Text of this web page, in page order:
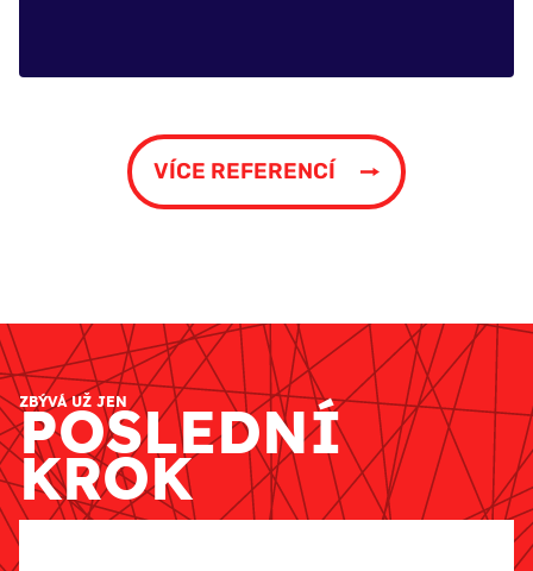
VÍCE REFERENCÍ
ZBÝVÁ UŽ JEN
POSLEDNÍ
KROK